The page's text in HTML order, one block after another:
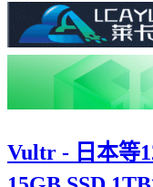
Vultr - 日本等